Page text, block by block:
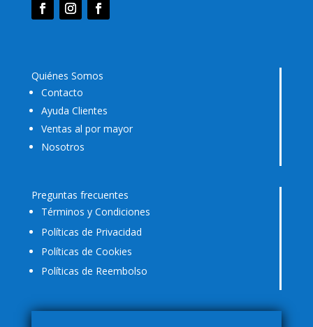
Quiénes Somos
Contacto
Ayuda Clientes
Ventas al por mayor
Nosotros
Preguntas frecuentes
Términos y Condiciones
Políticas de Privacidad
Políticas de Cookies
Políticas de Reembolso